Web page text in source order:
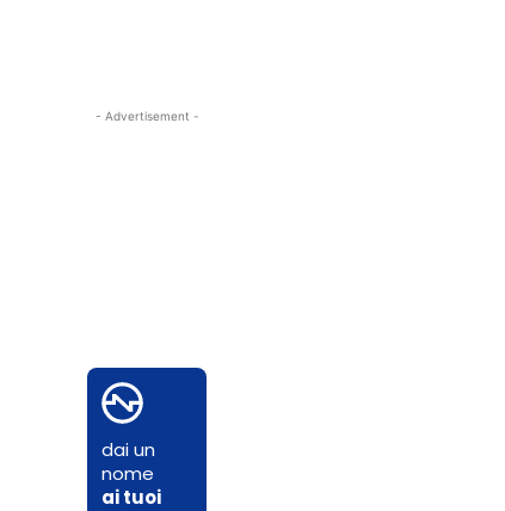
- Advertisement -